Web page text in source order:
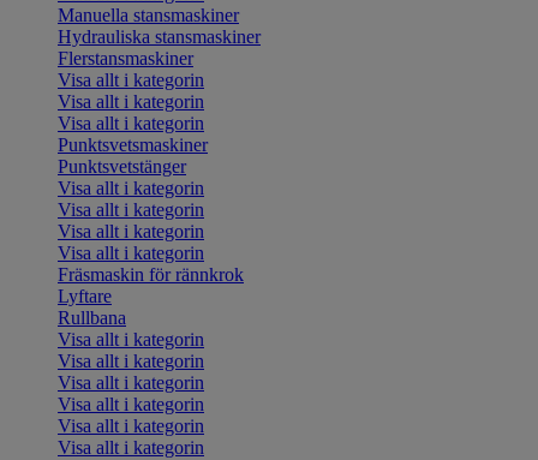
Manuella stansmaskiner
Hydrauliska stansmaskiner
Flerstansmaskiner
Visa allt i kategorin
Visa allt i kategorin
Visa allt i kategorin
Punktsvetsmaskiner
Punktsvetstänger
Visa allt i kategorin
Visa allt i kategorin
Visa allt i kategorin
Visa allt i kategorin
Fräsmaskin för rännkrok
Lyftare
Rullbana
Visa allt i kategorin
Visa allt i kategorin
Visa allt i kategorin
Visa allt i kategorin
Visa allt i kategorin
Visa allt i kategorin